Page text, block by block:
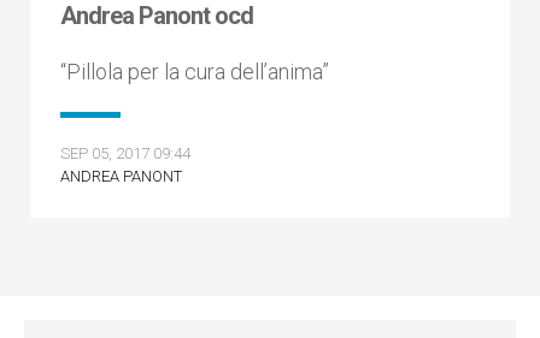
Andrea Panont ocd
“Pillola per la cura dell’anima”
SEP 05, 2017 09:44
ANDREA PANONT